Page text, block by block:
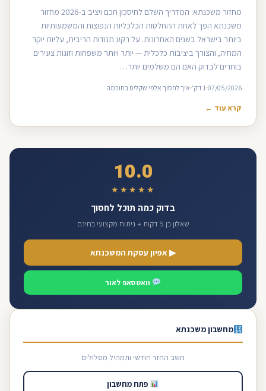
מחזור משכנתא: המדריך השלם לחיסכון חכם ויציב ב-2026 מחזור
משכנתא הפך לאחת ההחלטות הכלכליות הנפוצות והמשמעותיות
ביותר בישראל בשנים האחרונות. על רקע תנודות הריבית, עליות יוקר
המחיה, והצורך ביציבות כלכלית — יותר ויותר משפחות וזוגות צעירים
בוחרים לבדוק האם הם משלמים יותר…
07/05/2026 1 דק' איך לחסוך אלפי שקלים בחוכמה
קרא עוד ←
10.0
★★★★★
בדוק כמה תוכל לחסוך
שאלון בן 5 דקות + ניתוח מקצועי בחינם
▶ אפיון עסקת המשכנתא
וואטסאפ לאור
מחשבון משכנתא
חשב החזר חודשי ותמהיל מסלולים
פתח מחשבון